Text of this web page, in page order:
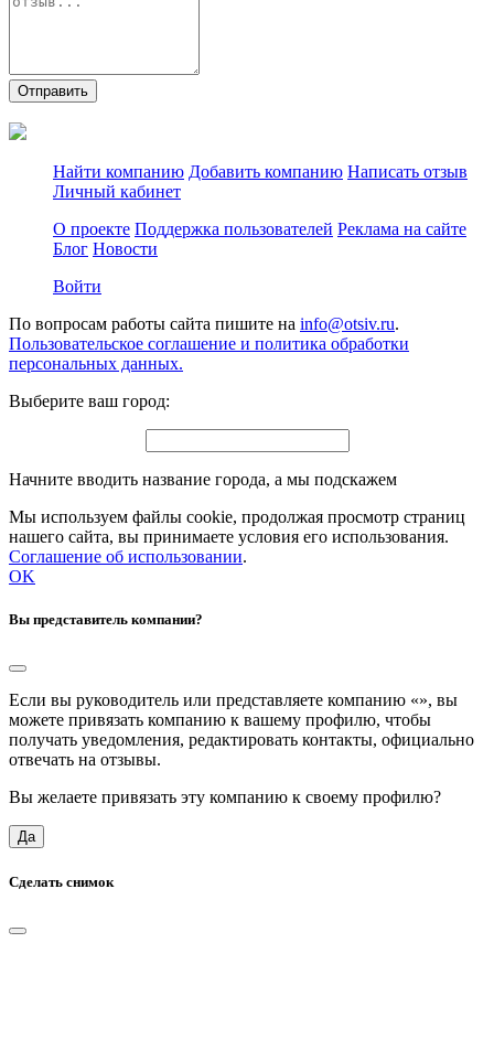
Отправить
Найти компанию Добавить компанию Написать отзыв
Личный кабинет
О проекте Поддержка пользователей Реклама на сайте
Блог Новости
Войти
По вопросам работы сайта пишите на info@otsiv.ru.
Пользовательское соглашение и политика обработки
персональных данных.
Выберите ваш город:
Начните вводить название города, а мы подскажем
Мы используем файлы cookie, продолжая просмотр страниц
нашего сайта, вы принимаете условия его использования.
Соглашение об использовании.
OK
Вы представитель компании?
Если вы руководитель или представляете компанию «», вы
можете привязать компанию к вашему профилю, чтобы
получать уведомления, редактировать контакты, официально
отвечать на отзывы.
Вы желаете привязать эту компанию к своему профилю?
Да
Сделать снимок